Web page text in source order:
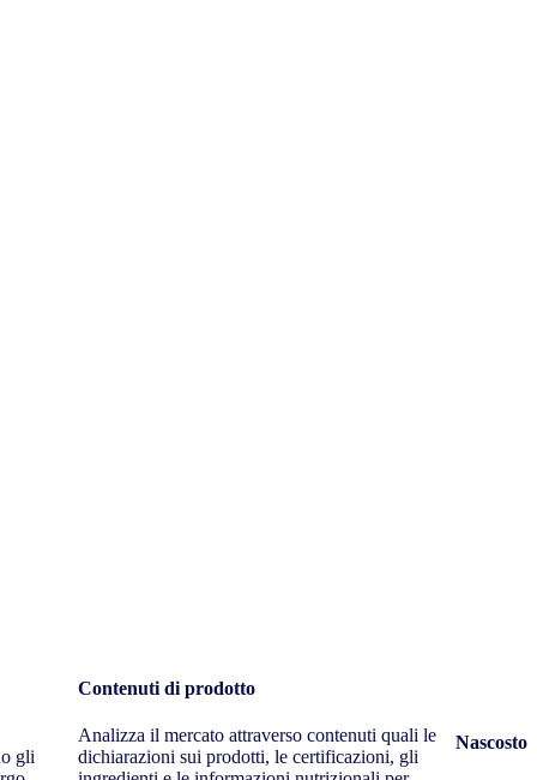
gli
Contenuti di prodotto
Analizza il mercato attraverso contenuti quali le
dichiarazioni sui prodotti, le certificazioni, gli
Nascosto